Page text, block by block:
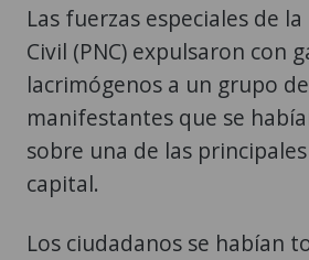
Las fuerzas especiales de
Civil (PNC) expulsaron con
lacrimógenos a un grupo
manifestantes que se
sobre una de las
capital.
Los ciudadanos se habían